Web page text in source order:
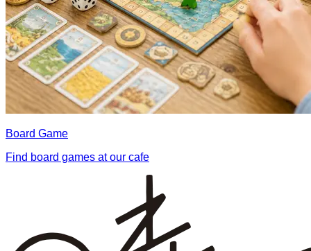
Board Game
Find board games at our cafe